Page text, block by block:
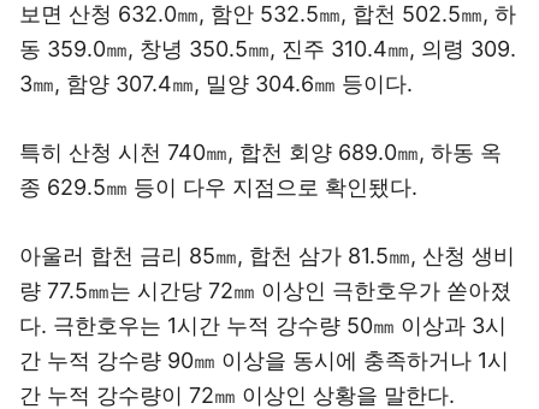
보면 산청 632.0㎜, 함안 532.5㎜, 합천 502.5㎜, 하
동 359.0㎜, 창녕 350.5㎜, 진주 310.4㎜, 의령 309.
3㎜, 함양 307.4㎜, 밀양 304.6㎜ 등이다.
특히 산청 시천 740㎜, 합천 회양 689.0㎜, 하동 옥
종 629.5㎜ 등이 다우 지점으로 확인됐다.
아울러 합천 금리 85㎜, 합천 삼가 81.5㎜, 산청 생비
량 77.5㎜는 시간당 72㎜ 이상인 극한호우가 쏟아졌
다. 극한호우는 1시간 누적 강수량 50㎜ 이상과 3시
간 누적 강수량 90㎜ 이상을 동시에 충족하거나 1시
간 누적 강수량이 72㎜ 이상인 상황을 말한다.